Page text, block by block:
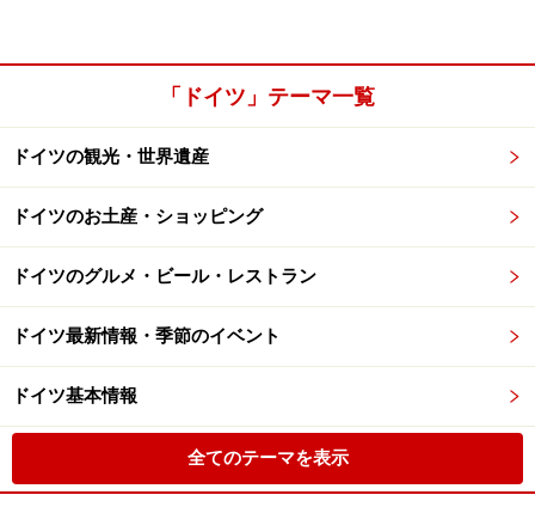
「ドイツ」テーマ一覧
ドイツの観光・世界遺産
ドイツのお土産・ショッピング
ドイツのグルメ・ビール・レストラン
ドイツ最新情報・季節のイベント
ドイツ基本情報
全てのテーマを表示